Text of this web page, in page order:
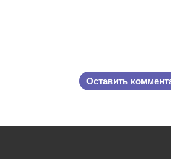
Оставить